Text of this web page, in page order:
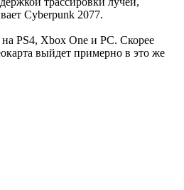
Cyberpunk 2077.
PS4, Xbox One и РС. Скорее
выйдет примерно в это же